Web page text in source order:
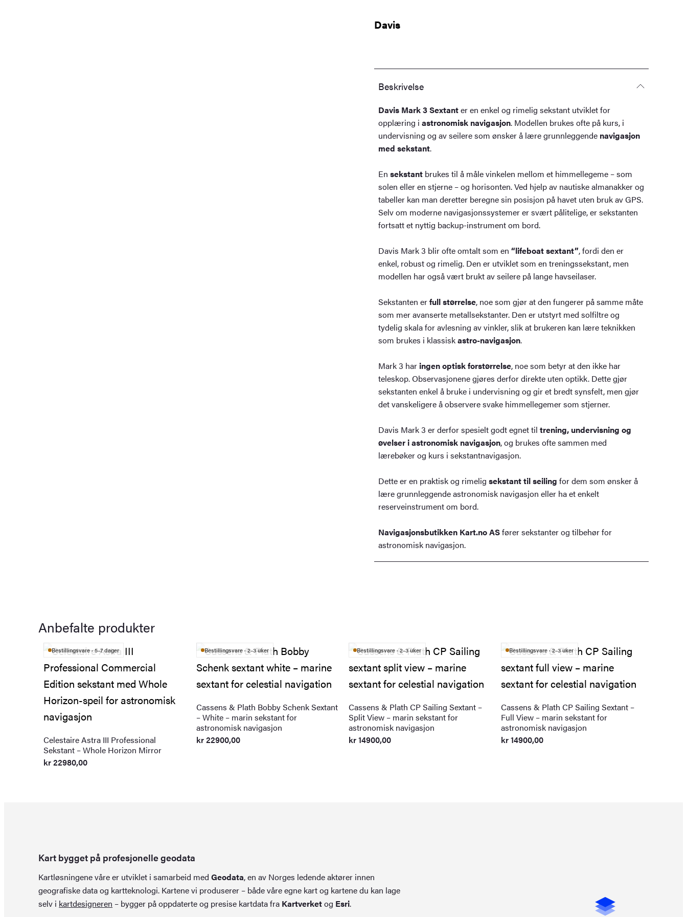
astronomisk
Davis
Beskrivelse
Davis Mark 3 Sextanter en enkel og rimelig sekstant utviklet for
opplæring i astronomisk navigasjon. Modellen brukes ofte på kurs, i
undervisning og av seilere som ønsker å lære grunnleggende navigasjon
med sekstant.
En sekstantbrukes til å måle vinkelen mellom et himmellegeme – som
solen eller en stjerne – og horisonten. Ved hjelp av nautiske almanakker og
tabeller kan man deretter beregne sin posisjon på havet uten bruk av GPS.
Selv om moderne navigasjonssystemer er svært pålitelige, er sekstanten
fortsatt et nyttig backup-instrument om bord.
Davis Mark 3 blir ofte omtalt som en “lifeboat sextant”, fordi den er
enkel, robust og rimelig. Den er utviklet som en treningssekstant, men
modellen har også vært brukt av seilere på lange havseilaser.
Sekstanten erfull størrelse, noe som gjør at den fungerer på samme måte
som mer avanserte metallsekstanter. Den er utstyrt med solfiltre og
tydelig skala for avlesning av vinkler, slik at brukeren kan lære teknikken
som brukes i klassiskastro-navigasjon.
Mark 3 har ingen optisk forstørrelse, noe som betyr at den ikke har
teleskop. Observasjonene gjøres derfor direkte uten optikk. Dette gjør
sekstanten enkel å bruke i undervisning og gir et bredt synsfelt, men gjør
det vanskeligere å observere svake himmellegemer som stjerner.
Davis Mark 3 er derfor spesielt godt egnet til trening, undervisning og
øvelser i astronomisk navigasjon, og brukes ofte sammen med
lærebøker og kurs i sekstantnavigasjon.
Dette er en praktisk og rimelig sekstant til seiling for dem som ønsker å
lære grunnleggende astronomisk navigasjon eller ha et enkelt
reserveinstrument om bord.
Navigasjonsbutikken Kart.no ASfører sekstanter og tilbehør for
astronomisk navigasjon.
Anbefalte produkter
Bestillingsvare · 5–7 dager
Celestaire Astra III Professional
Sekstant – Whole Horizon Mirror
kr22980,00
Bestillingsvare · 2–3 uker
Cassens & Plath Bobby Schenk Sextant
– White – marin sekstant for
astronomisk navigasjon
kr22900,00
Bestillingsvare · 2–3 uker
Cassens & Plath CP Sailing Sextant –
Split View – marin sekstant for
astronomisk navigasjon
kr14900,00
Bestillingsvare · 2–3 uker
Cassens & Plath CP Sailing Sextant –
Full View – marin sekstant for
astronomisk navigasjon
kr14900,00
Kart bygget på profesjonelle geodata
Kartløsningene våre er utviklet i samarbeid medGeodata, en av Norges ledende aktører innen
geografiske data og kartteknologi. Kartene vi produserer – både våre egne kart og kartene du kan lage
selv i kartdesigneren – bygger på oppdaterte og presise kartdata fra Kartverketog Esri.